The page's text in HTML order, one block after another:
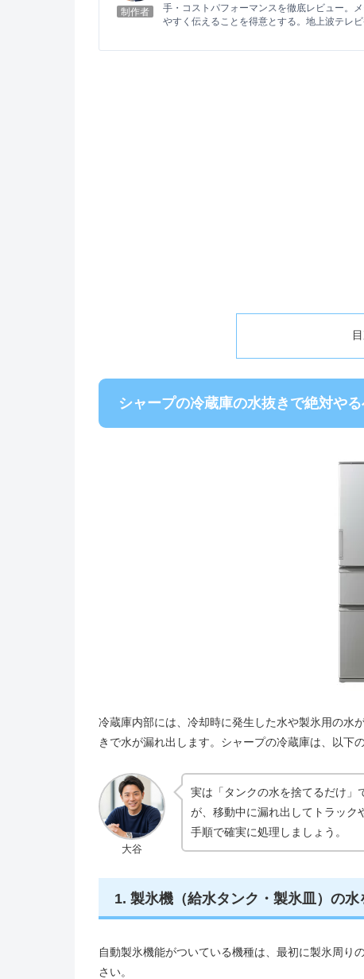
制作者
手・コストパフォーマンスを徹底レビュー。
やすく伝えることを得意とする。地上波テレ
シャープの冷蔵庫の水抜きで絶対や
冷蔵庫内部には、冷却時に発生した水や製氷用の水
きで水が漏れ出します。シャープの冷蔵庫は、以下
大谷
実は「タンクの水を捨てるだけ」
が、移動中に漏れ出してトラック
手順で確実に処理しましょう。
1. 製氷機（給水タンク・製氷皿）の水
自動製氷機能がついている機種は、最初に製氷周り
さい。